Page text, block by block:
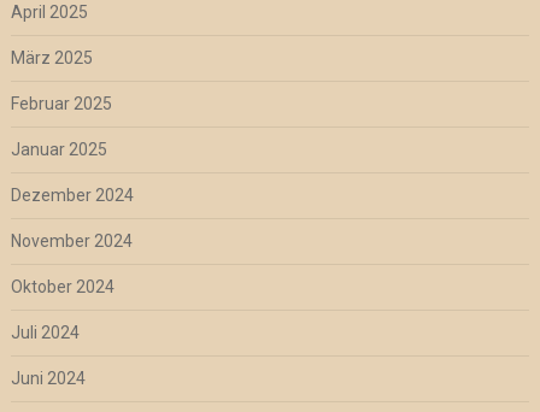
April 2025
März 2025
Februar 2025
Januar 2025
Dezember 2024
November 2024
Oktober 2024
Juli 2024
Juni 2024